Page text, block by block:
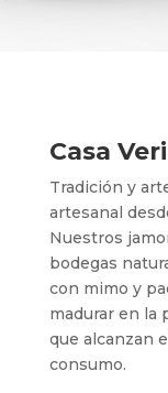
Casa
Tradición y
artesanal
Nuestros
bodegas
con mimo y
madurar en la
que alcanzan
consumo.